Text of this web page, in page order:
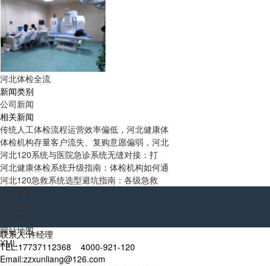
河北体检全流
新闻类别
公司新闻
相关新闻
传统人工体检流程运营效率偏低，河北健康体
体检机构存量客户流失、复购意愿偏弱，河北
河北120系统与医院急诊系统无缝对接：打
河北健康体检系统升级指南：体检机构如何通
河北120急救系统选型避坑指南：各级急救
网站地图
XML
联系人:许经理
TEL:17737112368 4000-921-120
Email:zzxunliang@126.com